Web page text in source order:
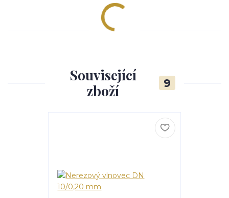
Související
zboží
9